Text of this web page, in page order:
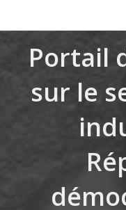
Portail
sur le